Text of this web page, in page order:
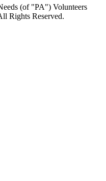
(of "PA") Volunteers
Rights Reserved.